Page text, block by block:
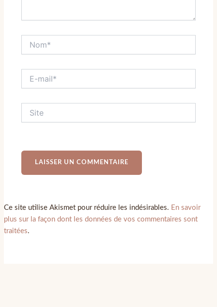
Ce site utilise Akismet pour réduire les indésirables. En savoir
plus sur la façon dont les données de vos commentaires sont
traitées.